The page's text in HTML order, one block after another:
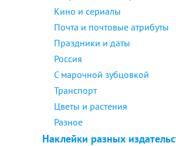
Кино и сериалы
Почта и почтовые атрибуты
Праздники и даты
Россия
С марочной зубцовкой
Транспорт
Цветы и растения
Разное
Наклейки разных